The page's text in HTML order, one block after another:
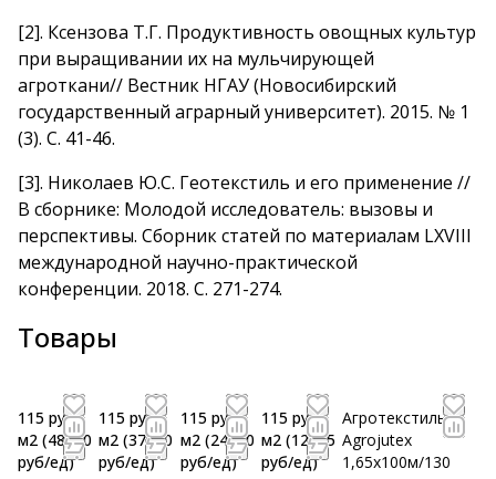
[2]. Ксензова Т.Г. Продуктивность овощных культур
при выращивании их на мульчирующей
агроткани// Вестник НГАУ (Новосибирский
государственный аграрный университет). 2015. № 1
(3). С. 41-46.
[3]. Николаев Ю.С. Геотекстиль и его применение //
В сборнике: Молодой исследователь: вызовы и
перспективы. Сборник статей по материалам LXVIII
международной научно-практической
конференции. 2018. С. 271-274.
Товары
115 руб/
м2 (48300
руб/eд)
115 руб/
м2 (37950
руб/eд)
115 руб/
м2 (24150
руб/eд)
115 руб/
м2 (12075
руб/eд)
Агротекстиль
Agrojutex
1,65х100м/130